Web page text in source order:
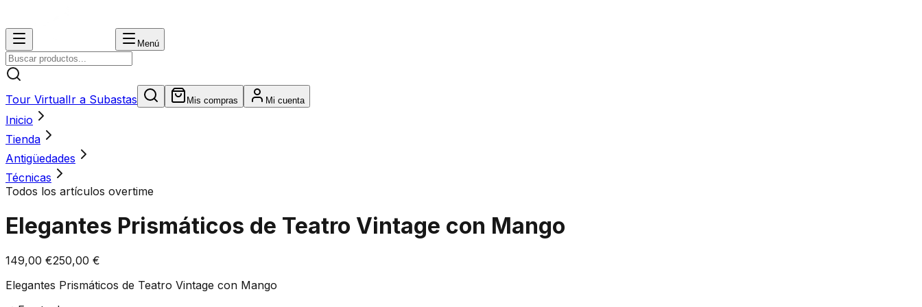
Menú
Tour VirtualIr a Subastas Mis compras Mi cuenta
Inicio
Tienda
Antigüedades
Técnicas
Todos los artículos overtime
Elegantes Prismáticos de Teatro Vintage con Mango
149,00 €250,00 €
Elegantes Prismáticos de Teatro Vintage con Mango